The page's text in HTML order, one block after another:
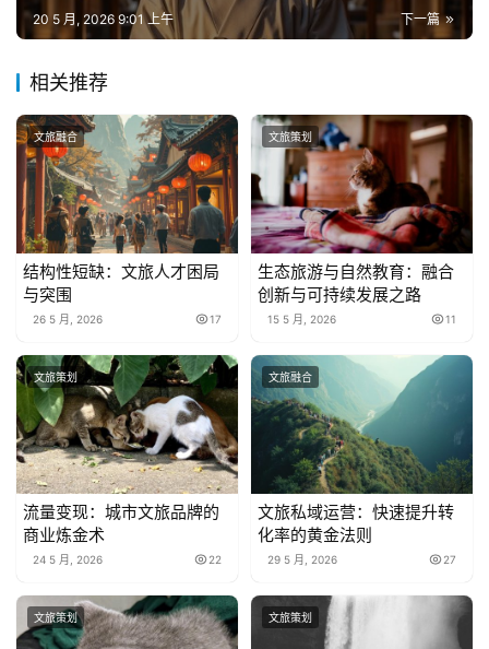
下一篇
20 5 月, 2026 9:01 上午
相关推荐
文旅融合
结构性短缺：文旅人才困局
与突围
26 5 月, 2026 17
文旅策划
生态旅游与自然教育：融合
创新与可持续发展之路
15 5 月, 2026 11
文旅策划
流量变现：城市文旅品牌的
商业炼金术
24 5 月, 2026 22
文旅融合
文旅私域运营：快速提升转
化率的黄金法则
29 5 月, 2026 27
文旅策划 文旅策划